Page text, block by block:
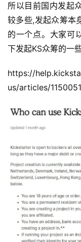
所以目前国内发起
较多些,发起众筹本
的一个点。大家可
下发起KS众筹的一些
https://
us/articles/